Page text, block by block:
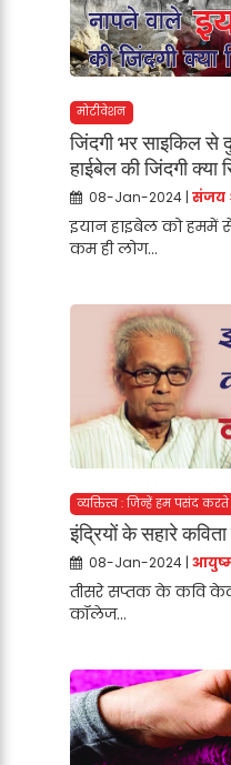
मोटीवेशन
जिंदगी भर साइकिल से
हाईबेल की जिंदगी क्या
08-Jan-2024 | संजय
इयान हाइबेल को हममें से
कम ही लोग...
व्यक्तित्त्व : जिन्हें हम पसंद
इंद्रियों के सहारे
08-Jan-2024 |
तीसरे सप्तक के कवि
कॉलेज...